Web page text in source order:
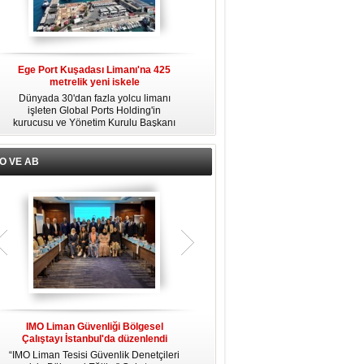
Ege Port Kuşadası Limanı'na 425
metrelik yeni iskele
Dünyada 30'dan fazla yolcu limanı
işleten Global Ports Holding'in
kurucusu ve Yönetim Kurulu Başkanı
Mehmet Kutman'ın sahibi olduğu Ege
Port Kuşadası, yeni bir yatırım
uluslararası liman işletmeciliği markası
Alport bünyesinde kurulan Alport
VE AB
IMO Liman Güvenliği Bölgesel
Çalıştayı İstanbul'da düzenlendi
“IMO Liman Tesisi Güvenlik Denetçileri